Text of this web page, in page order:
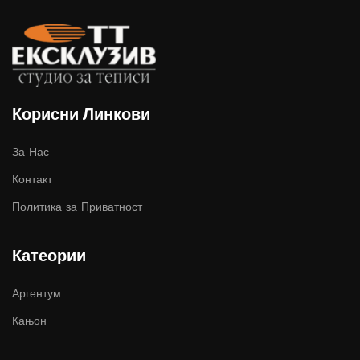
Корисни Линкови
За Нас
Контакт
Политика за Приватност
Катеории
Аргентум
Кањон